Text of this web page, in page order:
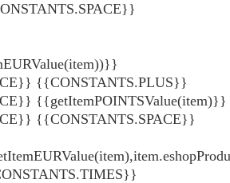
{{CONSTANTS.PLUS}}
{{getItemPOINTSValue(item)}}
{{CONSTANTS.SPACE}}